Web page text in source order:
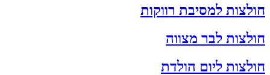
חולצות למסיבת רווקות
חולצות לבר מצווה
חולצות ליום הולדת